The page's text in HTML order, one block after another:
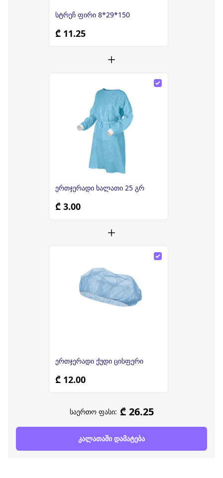
სტრეჩ ფირი 8*29*150
₾ 11.25
ერთჯერადი ხალათი 25 გრ
₾ 3.00
ერთჯერადი ქუდი ცისფერი
₾ 12.00
საერთო ფასი: ₾ 26.25
კალათაში დამატება